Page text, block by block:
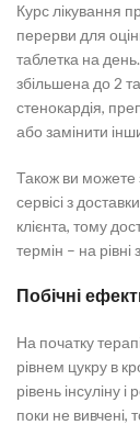
Курс лікування
перерви для
таблетка на
збільшена до 2
стенокардія,
або замінити
Також ви можете
сервісі з
клієнта, тому
термін – на
Побічні
На початку
рівнем цукру в
рівень інсуліну і
поки не